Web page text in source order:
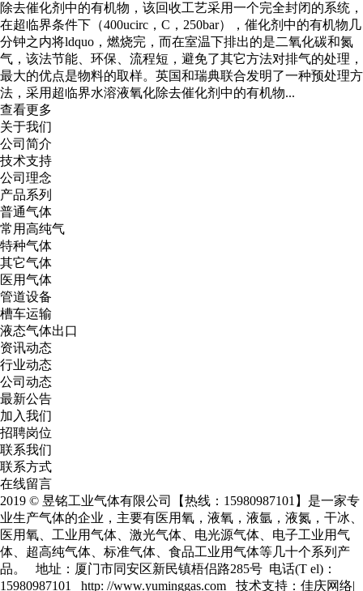
除去催化剂中的有机物，该回收工艺采用一个完全封闭的系统，
在超临界条件下（400ucirc，C，250bar），催化剂中的有机物几
分钟之内将ldquo，燃烧完，而在室温下排出的是二氧化碳和氮
气，该法节能、环保、流程短，避免了其它方法对排气的处理，
最大的优点是物料的取样。英国和瑞典联合发明了一种预处理方
法，采用超临界水溶液氧化除去催化剂中的有机物...
查看更多
关于我们
公司简介
技术支持
公司理念
产品系列
普通气体
常用高纯气
特种气体
其它气体
医用气体
管道设备
槽车运输
液态气体出口
资讯动态
行业动态
公司动态
最新公告
加入我们
招聘岗位
联系我们
联系方式
在线留言
2019 © 昱铭工业气体有限公司【热线：15980987101】是一家专
业生产气体的企业，主要有医用氧 ， 液氧 ， 液氩 ， 液氮 ，干冰、
医用氧、工业用气体、激光气体、电光源气体、电子工业用气
体、超高纯气体、标准气体、食品工业用气体等几十个系列产
品。 地址：厦门市同安区新民镇梧侣路285号 电话(T el)：
15980987101 http: //www.yuminggas.com 技术支持： 佳庆网络|